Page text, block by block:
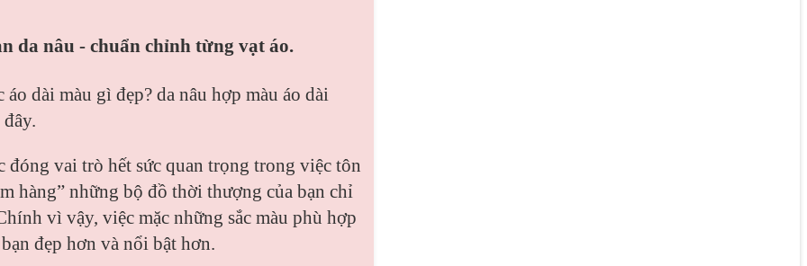
da nâu - chuẩn chỉnh từng vạt áo.
dài màu gì đẹp? da nâu hợp màu áo dài
đóng vai trò hết sức quan trọng trong việc tôn
hàng” những bộ đồ thời thượng của bạn chỉ
vì vậy, việc mặc những sắc màu phù hợp
đẹp hơn và nổi bật hơn.